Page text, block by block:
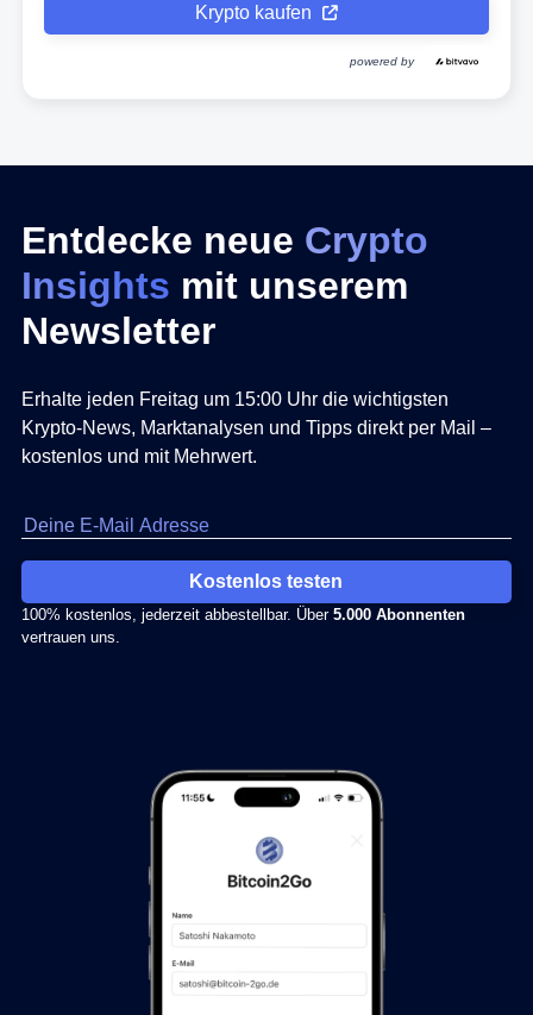
Krypto kaufen
powered by
Entdecke neue Crypto
Insights mit unserem
Newsletter
Erhalte jeden Freitag um 15:00 Uhr die wichtigsten
Krypto-News, Marktanalysen und Tipps direkt per Mail –
kostenlos und mit Mehrwert.
Kostenlos testen
100% kostenlos, jederzeit abbestellbar. Über 5.000 Abonnenten
vertrauen uns.